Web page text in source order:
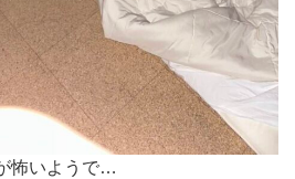
るのが怖いようで…